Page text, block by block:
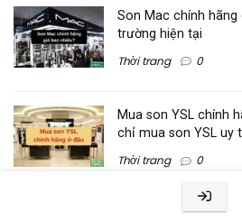
Son Mac chính
trường hiện tại
Thời trang 0
Mua son YSL chính
chỉ mua son YSL uy
Thời trang 0
5 Tính năng mới